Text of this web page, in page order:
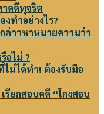
คดีทุจริต
งทำอย่างไร?
ล่าวหาหมายความว่า
อไม่ ?
ไม่ได้ทำ! ต้องรับมือ
รียกสอบคดี “โกงสอบ